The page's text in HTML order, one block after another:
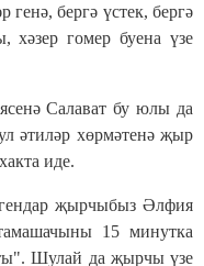
генә, бергә үстек, бергә
гомер буена үзе
Салават бу юлы да
әтиләр хөрмәтенә җыр
иде.
җырчыбыз Әлфия
15 минутка
Шулай да җырчы үзе